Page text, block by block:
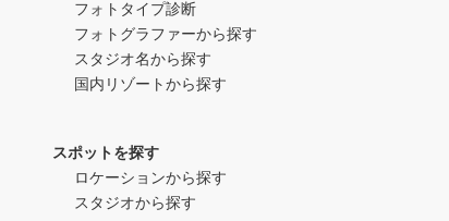
フォトタイプ診断
フォトグラファーから探す
スタジオ名から探す
国内リゾートから探す
スポットを探す
ロケーションから探す
スタジオから探す